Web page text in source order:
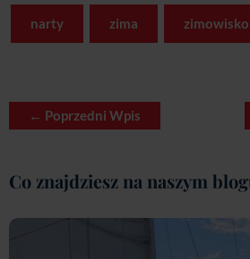
narty zima zimowisko
← Poprzedni Wpis
Co znajdziesz na naszym